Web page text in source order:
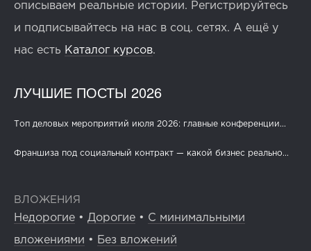
описываем реальные истории. Регистрируйтесь
и подписывайтесь на нас в соц. сетях. А ещё у
нас есть Каталог курсов.
ЛУЧШИЕ ПОСТЫ 2026
Топ деловых мероприятий июля 2026: главные конференции...
Франшиза под социальный контракт — какой бизнес реально...
ВЛОЖЕНИЯ
Недорогие • Дорогие • С минимальными
вложениями • Без вложений